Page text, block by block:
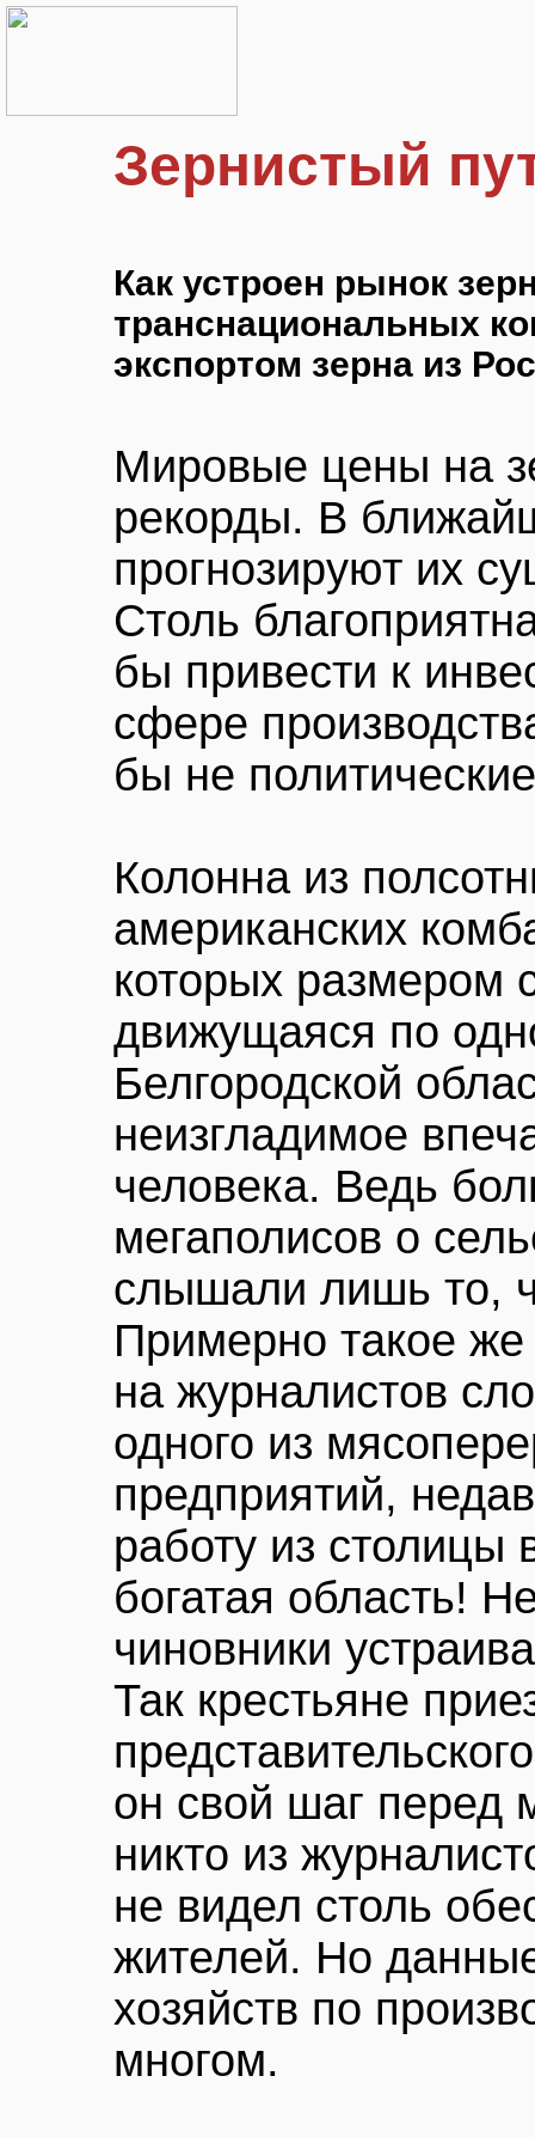
Зернистый
Как устроен рынок
транснациональных
экспортом зерна из
Мировые цены на
рекорды. В
прогнозируют их
Столь
бы привести к
сфере
бы не
Колонна из
американских
которых размером
движущаяся по
Белгородской
неизгладимое
человека. Ведь
мегаполисов о
слышали лишь то,
Примерно такое же
на журналистов
одного из
предприятий,
работу из столицы
богатая область!
чиновники
Так крестьяне
он свой шаг перед
никто из
не видел столь
жителей. Но
хозяйств по
многом.